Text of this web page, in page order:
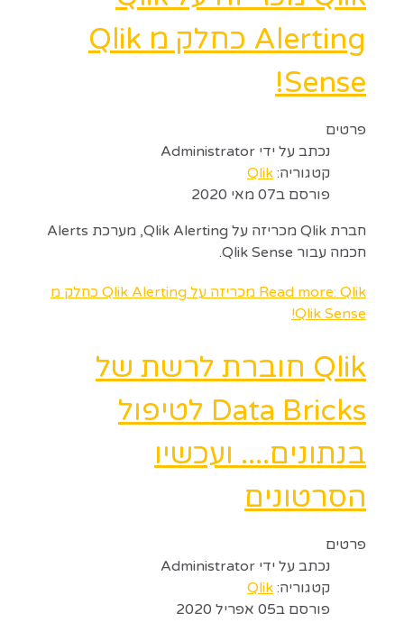
Alerting כחלק מ Qlik
Sense!
פרטים
נכתב על ידיAdministrator
קטגוריה:Qlik
פורסם ב07 מאי 2020
חברת Qlik מכריזה על Qlik Alerting, מערכת Alerts
חכמה עבור Qlik Sense.
Read more: Qlik מכריזה על Qlik Alerting כחלק מ
Qlik Sense!
Qlik חוברת לרשת של
Data Bricks לטיפול
בנתונים.... ועכשיו
הסרטונים
פרטים
נכתב על ידיAdministrator
קטגוריה:Qlik
פורסם ב05 אפריל 2020